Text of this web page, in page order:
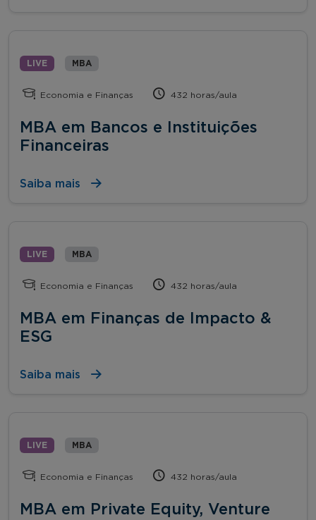
LIVE MBA
Economia e Finanças 432 horas/aula
MBA em Bancos e Instituições
Financeiras
Saiba mais
LIVE MBA
Economia e Finanças 432 horas/aula
MBA em Finanças de Impacto &
ESG
Saiba mais
LIVE MBA
Economia e Finanças 432 horas/aula
MBA em Private Equity, Venture